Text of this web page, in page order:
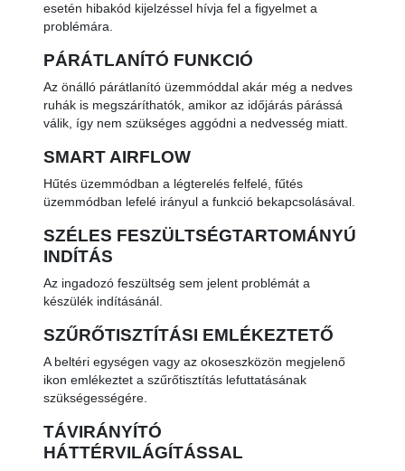
esetén hibakód kijelzéssel hívja fel a figyelmet a
problémára.
PÁRÁTLANÍTÓ FUNKCIÓ
Az önálló párátlanító üzemmóddal akár még a nedves
ruhák is megszáríthatók, amikor az időjárás párássá
válik, így nem szükséges aggódni a nedvesség miatt.
SMART AIRFLOW
Hűtés üzemmódban a légterelés felfelé, fűtés
üzemmódban lefelé irányul a funkció bekapcsolásával.
SZÉLES FESZÜLTSÉGTARTOMÁNYÚ
INDÍTÁS
Az ingadozó feszültség sem jelent problémát a
készülék indításánál.
SZŰRŐTISZTÍTÁSI EMLÉKEZTETŐ
A beltéri egységen vagy az okoseszközön megjelenő
ikon emlékeztet a szűrőtisztítás lefuttatásának
szükségességére.
TÁVIRÁNYÍTÓ
HÁTTÉRVILÁGÍTÁSSAL